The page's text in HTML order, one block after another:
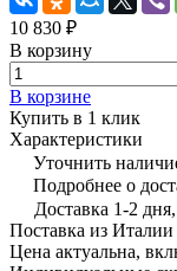
10 830 ₽
В корзину
В корзине
Купить в 1 клик
Характеристики
Уточнить
Подробнее о
Доставка 1-2
Поставка из Италии
Цена актуальна,